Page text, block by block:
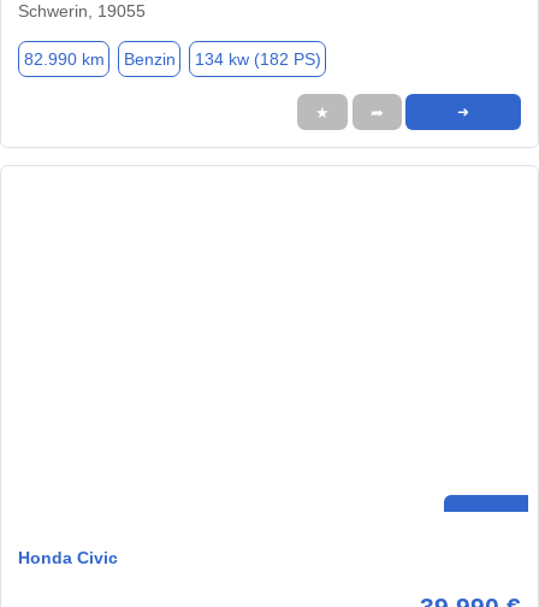
Schwerin, 19055
82.990 km Benzin 134 kw (182 PS)
★ ➦ ➜
Honda Civic